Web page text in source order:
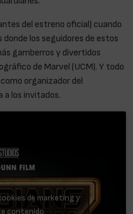
del estreno oficial) cuando
los seguidores de estos
gamberros y divertidos
de Marvel (UCM). Y todo
organizador del
a los invitados.
de marketing y
contenido